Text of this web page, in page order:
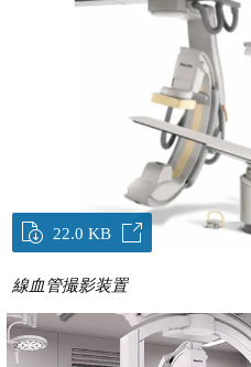
22.0 KB
線血管撮影装置